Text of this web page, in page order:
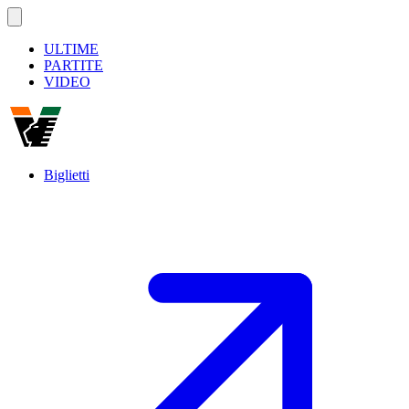
ULTIME
PARTITE
VIDEO
Biglietti